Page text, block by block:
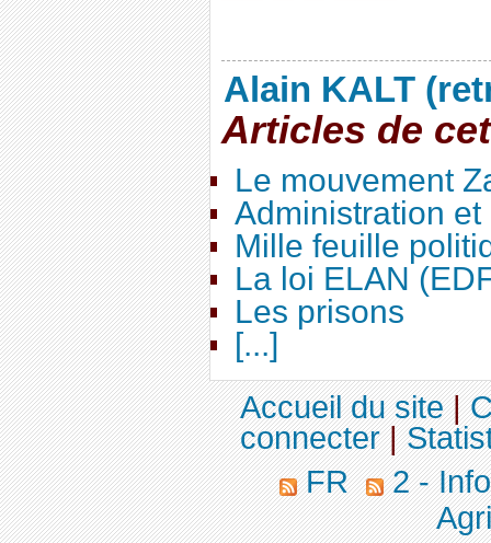
Alain KALT
Articles de
Le mouvement
Administration
Mille feuille
La loi ELAN
Les prisons
[...]
Accueil du site|
connecter|
FR
2 -